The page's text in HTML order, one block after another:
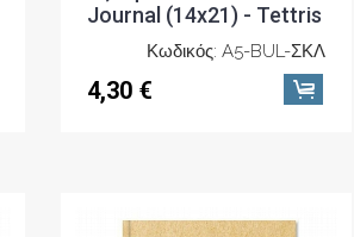
Journal (14x21) - Tettris
Κωδικός: A5-BUL-ΣΚΛ
4,30 €